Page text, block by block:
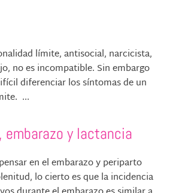
límite, antisocial, narcicista,
no es incompatible. Sin embargo
diferenciar los síntomas de un
...
embarazo y lactancia
en el embarazo y periparto
lo cierto es que la incidencia